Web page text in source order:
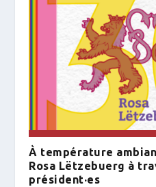
À température
Rosa Lëtzebuerg à
président·es